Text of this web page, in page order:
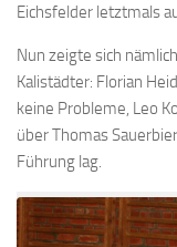
Eichsfelder letztmals
Nun zeigte sich
Kalistädter: Florian
keine Probleme, Leo
über Thomas
Führung lag.